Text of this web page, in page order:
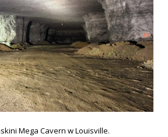
Mega Cavern w Louisville.